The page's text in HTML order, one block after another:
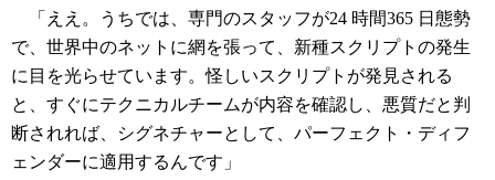
「ええ。うちでは、専門のスタッフが24 時間365 日態勢
で、世界中のネットに網を張って、新種スクリプトの発生
に目を光らせています。怪しいスクリプトが発見される
と、すぐにテクニカルチームが内容を確認し、悪質だと判
断されれば、シグネチャーとして、パーフェクト・ディフ
ェンダーに適用するんです」